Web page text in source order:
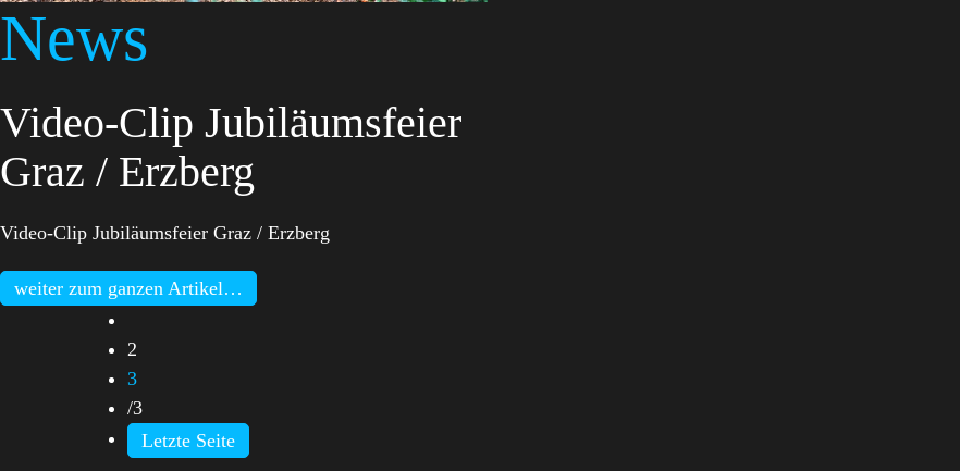
News
Video-Clip Jubiläumsfeier
Graz / Erzberg
Video-Clip Jubiläumsfeier Graz / Erzberg
weiter zum ganzen Artikel…
2
3
/3
Letzte Seite